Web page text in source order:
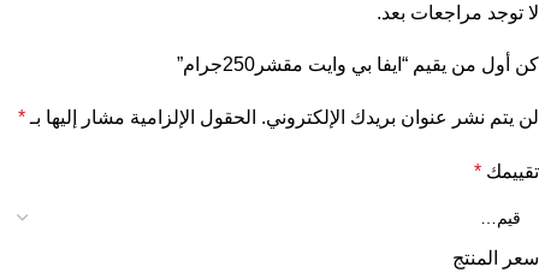
لا توجد مراجعات بعد.
كن أول من يقيم “ايفا بي وايت مقشر250جرام”
لن يتم نشر عنوان بريدك الإلكتروني. الحقول الإلزامية مشار إليها بـ *
تقييمك *
سعر المنتج